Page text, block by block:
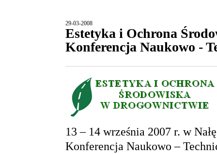
29-03-2008
Estetyka i Ochrona
Konferencja Naukowo -
13 – 14 września 2007 r. w
Konferencja Naukowo –